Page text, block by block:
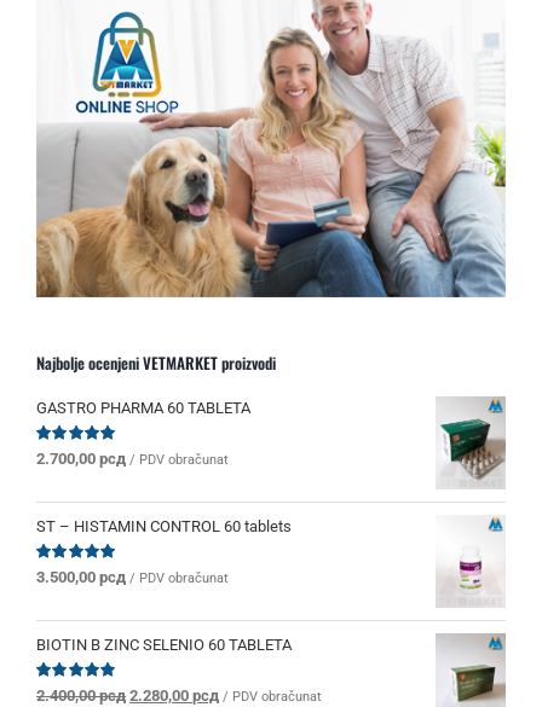
Najbolje ocenjeni VETMARKET proizvodi
GASTRO PHARMA 60 TABLETA
Ocenjeno
od 5
2.700,00 рсд / PDV obračunat
ST – HISTAMIN CONTROL 60 tablets
Ocenjeno
od 5
3.500,00 рсд / PDV obračunat
BIOTIN B ZINC SELENIO 60 TABLETA
Ocenjeno
2.400,00рсд Originalna
2.280,00 рсдTrenutna
/ PDV obračunat